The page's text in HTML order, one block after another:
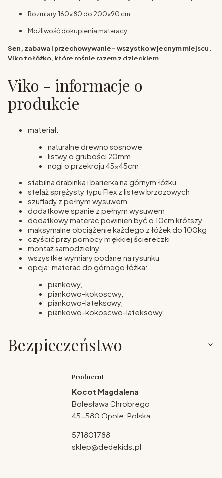
Rozmiary: 160x80 do 200x90 cm.
Możliwość dokupienia materacy.
Sen, zabawa i przechowywanie – wszystko w jednym miejscu.
Viko to łóżko, które rośnie razem z dzieckiem.
Viko - informacje o
produkcie
materiał:
naturalne drewno sosnowe
listwy o grubości 20mm
nogi o przekroju 45x45cm
stabilna drabinka i barierka na górnym łóżku
stelaż sprężysty typu Flex z listew brzozowych
szuflady z pełnym wysuwem
dodatkowe spanie z pełnym wysuwem
dodatkowy materac powinien być o 10cm krótszy
maksymalne obciążenie każdego z łóżek do 100kg
czyścić przy pomocy miękkiej ściereczki
montaż samodzielny
wszystkie wymiary podane na rysunku
opcja: materac do górnego łóżka:
piankowy,
piankowo-kokosowy,
piankowo-lateksowy,
piankowo-kokosowo-lateksowy.
Bezpieczeństwo
Producent
Kocot Magdalena
Bolesława Chrobrego
45-580 Opole, Polska
571801788
sklep@dedekids.pl